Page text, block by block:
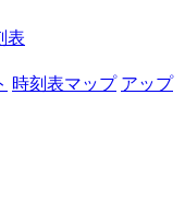
表
時刻表マップ アップ